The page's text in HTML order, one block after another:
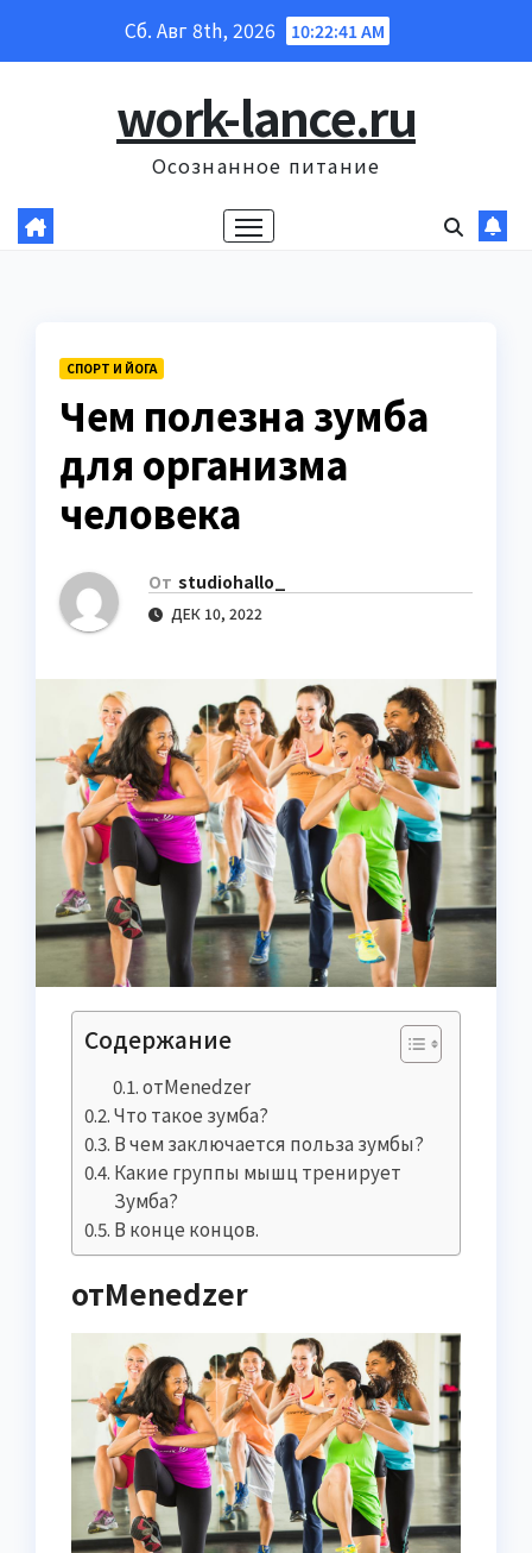
Сб. Авг 8th, 2026 10:22:42 AM
work-lance.ru
Осознанное питание
СПОРТ И ЙОГА
Чем полезна зумба
для организма
человека
От studiohallo_
ДЕК 10, 2022
Содержание
отMenedzer
Что такое зумба?
В чем заключается польза зумбы?
Какие группы мышц тренирует
Зумба?
В конце концов.
отMenedzer